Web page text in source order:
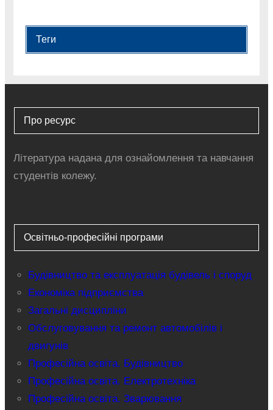
Теги
Про ресурс
Література надана для ознайомлення та навчання
студентів колежу.
Освітньо-професійні програми
Будівництво та експлуатація будівель і споруд
Економіка підприємства
Загальні дисципліни
Обслуговування та ремонт автомобілів і
двигунів
Професійна освіта. Будівництво
Професійна освіта. Електротехніка
Професійна освіта. Зварювання